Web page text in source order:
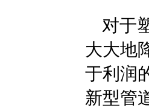
对于
大大地
于利润
新型管